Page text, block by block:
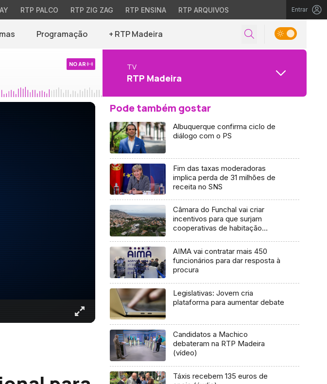
RTP PALCO RTP ZIG ZAG RTP ENSINA RTP ARQUIVOS Entrar
Programação + RTP Madeira
NO AR TV
RTP Madeira
Pode também gostar
Albuquerque confirma ciclo de
diálogo com o PS
Fim das taxas moderadoras
implica perda de 31 milhões de
receita no SNS
Câmara do Funchal vai criar
incentivos para que surjam
cooperativas de habitação
AIMA vai contratar mais 450
funcionários para dar resposta à
procura
Legislativas: Jovem cria
plataforma para aumentar debate
Candidatos a Machico
debateram na RTP Madeira
(vídeo)
Táxis recebem 135 euros de